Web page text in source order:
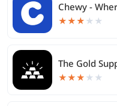
Chewy -
★★★ ★ ★
The Gold
★★★ ★ ★